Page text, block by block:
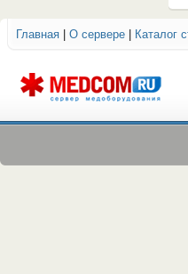
ОБОРУДОВАНИЯ МЕДКОМ
Главная О сервере Каталог